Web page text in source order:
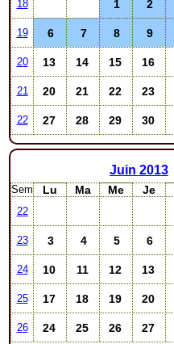
18 1 2
19 6 7 8 9
20 13 14 15 16
21 20 21 22 23
22 27 28 29 30
Juin 2013
Sem Lu Ma Me Je
22
23 3 4 5 6
24 10 11 12 13
25 17 18 19 20
26 24 25 26 27